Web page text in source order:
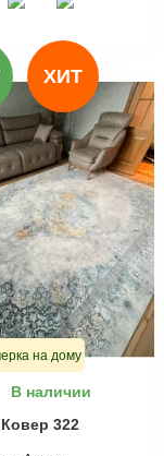
ХИТ
на дому
В наличии
Ковер 322